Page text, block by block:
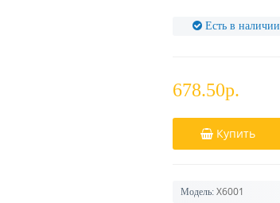
Есть в наличии
678.50р.
Купить
Модель: Х6001